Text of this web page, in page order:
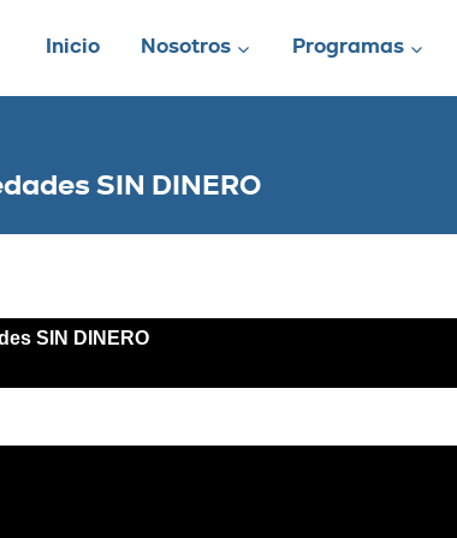
Inicio Nosotros Programas
SIN DINERO
SIN DINERO